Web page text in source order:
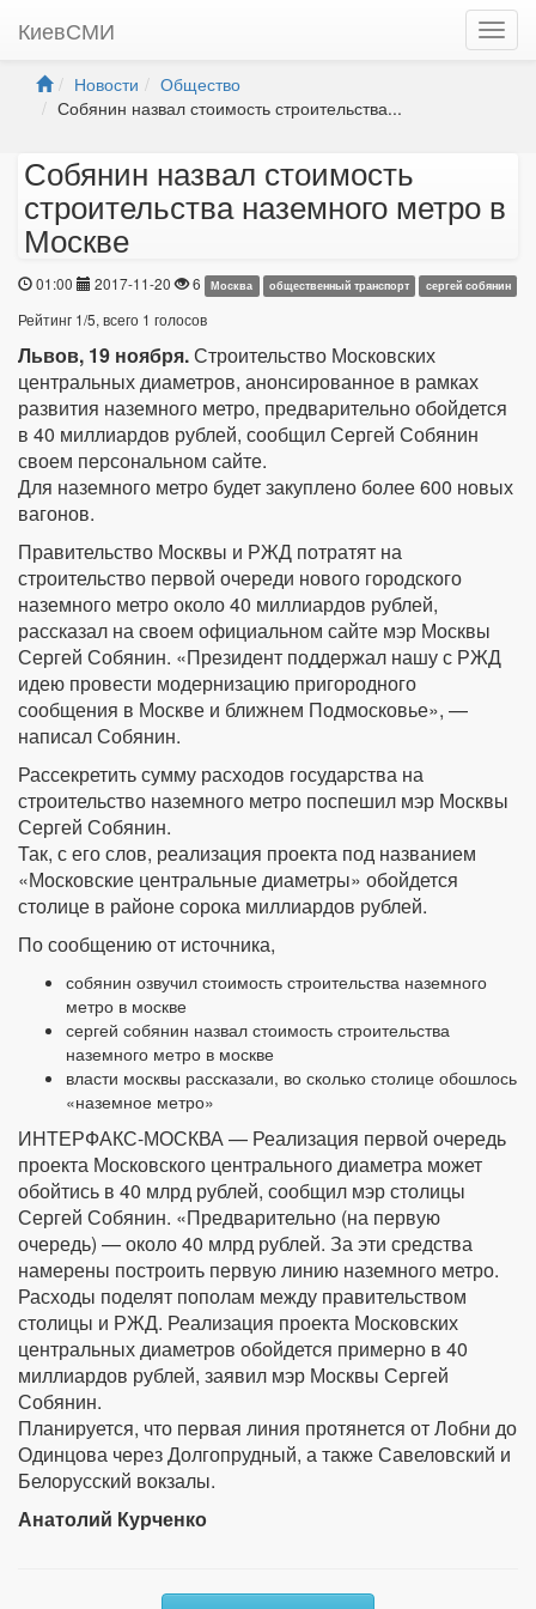
КиевСМИ
Новости
Общество
Собянин назвал стоимость строительства...
Собянин назвал стоимость
строительства наземного метро в
Москве
01:00 2017-11-20 6 Москва общественный транспорт сергей собянин
Рейтинг 1/5, всего 1 голосов
Львов, 19 ноября.Строительство Московских
центральных диаметров, анонсированное в рамках
развития наземного метро, предварительно обойдется
в 40 миллиардов рублей, сообщил Сергей Собянин
своем персональном сайте.
Для наземного метро будет закуплено более 600 новых
вагонов.
Правительство Москвы и РЖД потратят на
строительство первой очереди нового городского
наземного метро около 40 миллиардов рублей,
рассказал на своем официальном сайте мэр Москвы
Сергей Собянин. «Президент поддержал нашу с РЖД
идею провести модернизацию пригородного
сообщения в Москве и ближнем Подмосковье», —
написал Собянин.
Рассекретить сумму расходов государства на
строительство наземного метро поспешил мэр Москвы
Сергей Собянин.
Так, с его слов, реализация проекта под названием
«Московские центральные диаметры» обойдется
столице в районе сорока миллиардов рублей.
По сообщению от источника,
собянин озвучил стоимость строительства наземного
метро в москве
сергей собянин назвал стоимость строительства
наземного метро в москве
власти москвы рассказали, во сколько столице обошлось
«наземное метро»
ИНТЕРФАКС-МОСКВА — Реализация первой очередь
проекта Московского центрального диаметра может
обойтись в 40 млрд рублей, сообщил мэр столицы
Сергей Собянин. «Предварительно (на первую
очередь) — около 40 млрд рублей. За эти средства
намерены построить первую линию наземного метро.
Расходы поделят пополам между правительством
столицы и РЖД. Реализация проекта Московских
центральных диаметров обойдется примерно в 40
миллиардов рублей, заявил мэр Москвы Сергей
Собянин.
Планируется, что первая линия протянется от Лобни до
Одинцова через Долгопрудный, а также Савеловский и
Белорусский вокзалы.
Анатолий Курченко